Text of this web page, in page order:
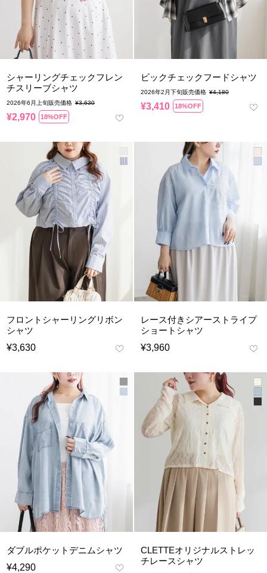
シャーリングチェックフレン
チスリーブシャツ
2026年6月上旬販売価格 ¥3,630
¥2,970 18%OFF
ビックチェックフードシャツ
2026年2月下旬販売価格 ¥4,180
¥3,410 18%OFF
フロントシャーリングリボン
シャツ
¥3,630
レース付きシアーストライプ
ショートシャツ
¥3,960
ダブルポケットデニムシャツ
¥4,290
CLETTEオリジナルストレッ
チレースシャツ